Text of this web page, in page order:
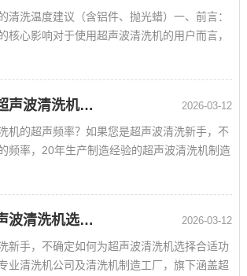
清洗温度建议（含铝件、抛光蜡）一、前言：
核心影响对于使用超声波清洗机的用户而言，
温州如何选择超声波清洗机的超声频率？ 2026-03-12
机的超声频率？如果您是超声波清洗新手，不
频率，20年生产制造经验的超声波清洗机制造
温州如何为超声波清洗机选择合适的超声波功率？ 2026-03-12
新手，不确定如何为超声波清洗机选择合适功
业清洗机公司及清洗机制造工厂，旗下涵盖超